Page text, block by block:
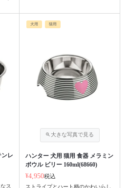
レ
ス
犬用 猫用
ハンター 犬用 猫用 食器 メラミン
ボウル ビリー 160ml(68660)
¥4,950税込
ストライプとハート柄のかわいらし